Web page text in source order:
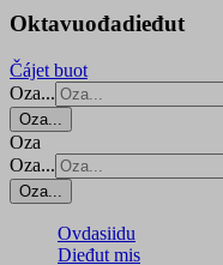
Oktavuođadieđut
Čájet buot
Oza...
Oza...
Oza
Oza...
Oza...
Ovdasiidu
Dieđut mis